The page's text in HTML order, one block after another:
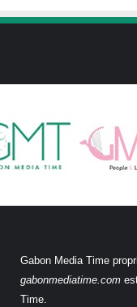
Gabon Media Time
gabonmediatime.com
Time.